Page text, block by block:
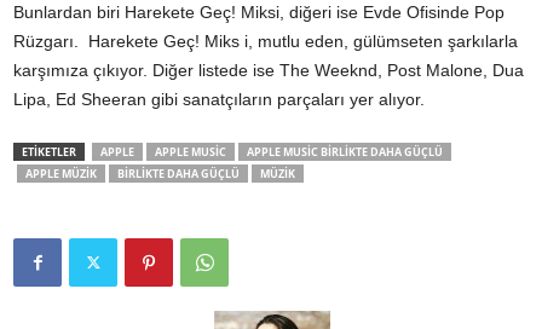
Bunlardan biri Harekete Geç! Miksi, diğeri ise Evde Ofisinde Pop
Rüzgarı. Harekete Geç! Miks i, mutlu eden, gülümseten şarkılarla
karşımıza çıkıyor. Diğer listede ise The Weeknd, Post Malone, Dua
Lipa, Ed Sheeran gibi sanatçıların parçaları yer alıyor.
ETİKETLER APPLE APPLE MUSIC
APPLE MUSIC BIRLIKTE DAHA GÜÇLÜ
APPLE MÜZIK
BIRLIKTE DAHA GÜÇLÜ MÜZIK